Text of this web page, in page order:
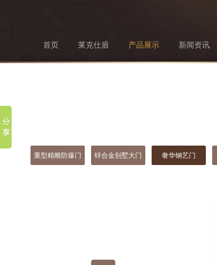
首页 莱克仕盾 产品展示 新闻资讯
重型精雕防爆门 锌合金别墅大门 奢华钢艺门